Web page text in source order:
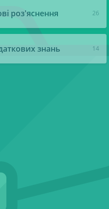
26
роз'яснення
14
знань